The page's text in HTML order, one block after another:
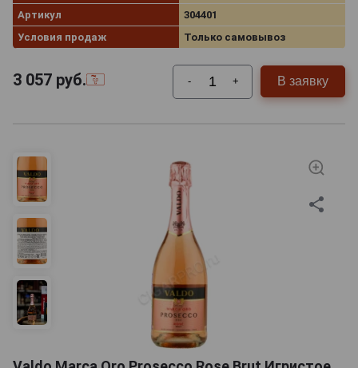
Артикул
304401
Условия продаж
Только самовывоз
3 057 руб. - + В заявку